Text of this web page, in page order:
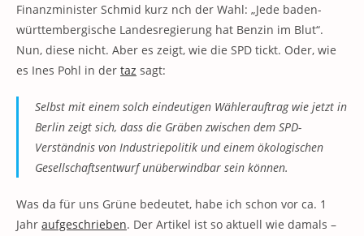
Finanzminister Schmid kurz nch der Wahl: „Jede baden-
württembergische Landesregierung hat Benzin im Blut“.
Nun, diese nicht. Aber es zeigt, wie die SPD tickt. Oder, wie
es Ines Pohl in der taz sagt:
Selbst mit einem solch eindeutigen Wählerauftrag wie jetzt in
Berlin zeigt sich, dass die Gräben zwischen dem SPD-
Verständnis von Industriepolitik und einem ökologischen
Gesellschaftsentwurf unüberwindbar sein können.
Was da für uns Grüne bedeutet, habe ich schon vor ca. 1
Jahr aufgeschrieben. Der Artikel ist so aktuell wie damals –